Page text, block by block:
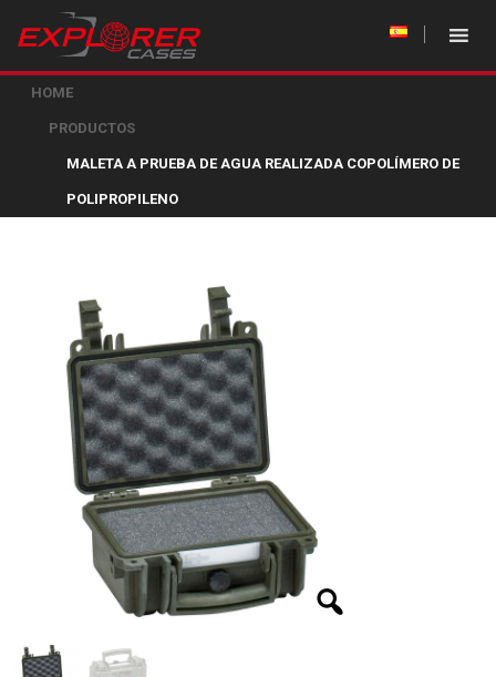
HOME
PRODUCTOS
MALETA A PRUEBA DE AGUA REALIZADA COPOLÍMERO DE
POLIPROPILENO